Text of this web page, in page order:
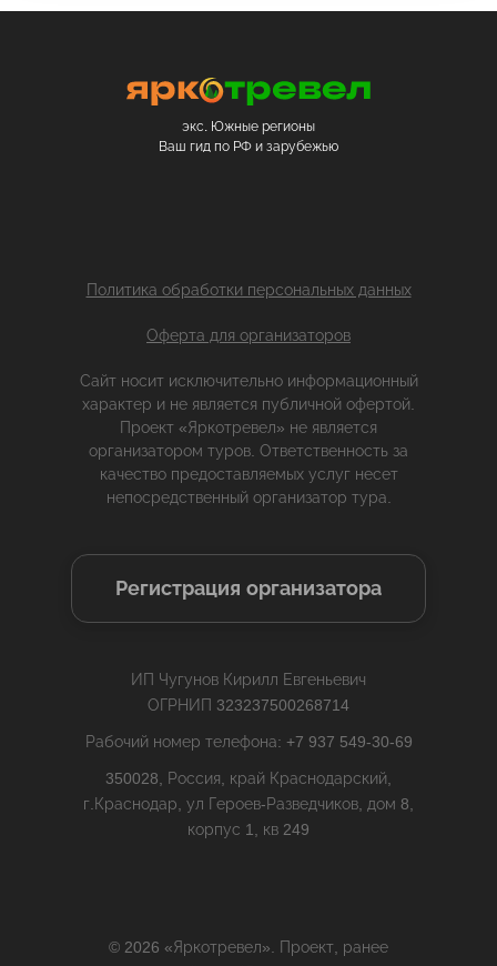
экс. Южные регионы
Ваш гид по РФ и зарубежью
Политика обработки персональных данных
Оферта для организаторов
Сайт носит исключительно информационный
характер и не является публичной офертой.
Проект «Яркотревел» не является
организатором туров. Ответственность за
качество предоставляемых услуг несет
непосредственный организатор тура.
Регистрация организатора
ИП Чугунов Кирилл Евгеньевич
ОГРНИП 323237500268714
Рабочий номер телефона: +7 937 549-30-69
350028, Россия, край Краснодарский,
г.Краснодар, ул Героев-Разведчиков, дом 8,
корпус 1, кв 249
© 2026 «Яркотревел». Проект, ранее